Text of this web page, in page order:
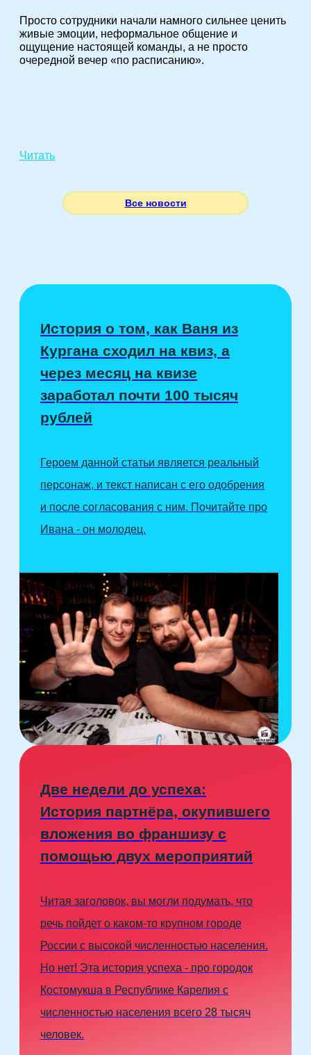
Просто сотрудники начали намного сильнее ценить
живые эмоции, неформальное общение и
ощущение настоящей команды, а не просто
очередной вечер «по расписанию».
Читать
Все новости
История о том, как Ваня из
Кургана сходил на квиз, а
через месяц на квизе
заработал почти 100 тысяч
рублей
Героем данной статьи является реальный
персонаж, и текст написан с его одобрения
и после согласования с ним. Почитайте про
Ивана - он молодец.
Две недели до успеха:
История партнёра, окупившего
вложения во франшизу с
помощью двух мероприятий
Читая заголовок, вы могли подумать, что
речь пойдет о каком-то крупном городе
России с высокой численностью населения.
Но нет! Эта история успеха - про городок
Костомукша в Республике Карелия с
численностью населения всего 28 тысяч
человек.